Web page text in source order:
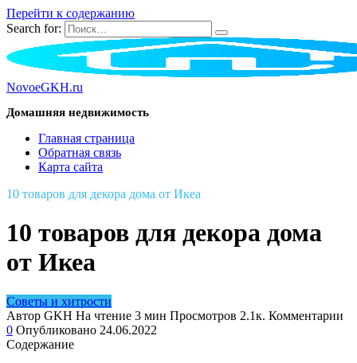
Перейти к содержанию
Search for:
NovoeGKH.ru
Домашняя недвижимость
Главная страница
Обратная связь
Карта сайта
10 товаров для декора дома от Икеа
10 товаров для декора дома
от Икеа
Советы и хитрости
Автор GKH На чтение 3 мин Просмотров 2.1к. Комментарии
0 Опубликовано 24.06.2022
Содержание